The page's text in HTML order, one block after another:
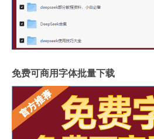
免费可商用字体批量下载